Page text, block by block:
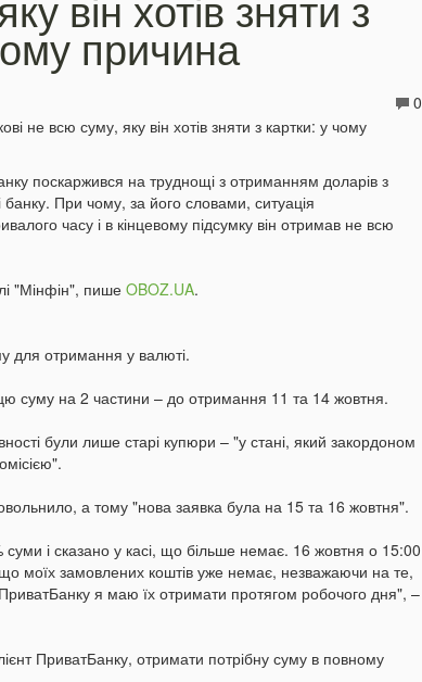
причина
0
поскаржився на труднощі з отриманням доларів з
банку. При чому, за його словами, ситуація
часу і в кінцевому підсумку він отримав не всю
"Мінфін", пишеOBOZ.UA.
для отримання у валюті.
суму на 2 частини – до отримання 11 та 14 жовтня.
були лише старі купюри – "у стані, який закордоном
а тому "нова заявка була на 15 та 16 жовтня".
і сказано у касі, що більше немає. 16 жовтня о 15:00
що моїх замовлених коштів уже немає, незважаючи на те,
я маю їх отримати протягом робочого дня", –
ПриватБанку, отримати потрібну суму в повному